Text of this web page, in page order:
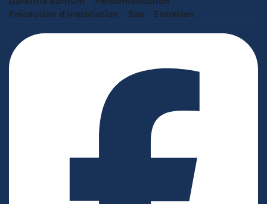
Précaution d'installation
Sav Entretien